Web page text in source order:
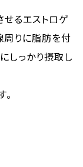
るエストロゲ
周りに脂肪を付
しっかり摂取し